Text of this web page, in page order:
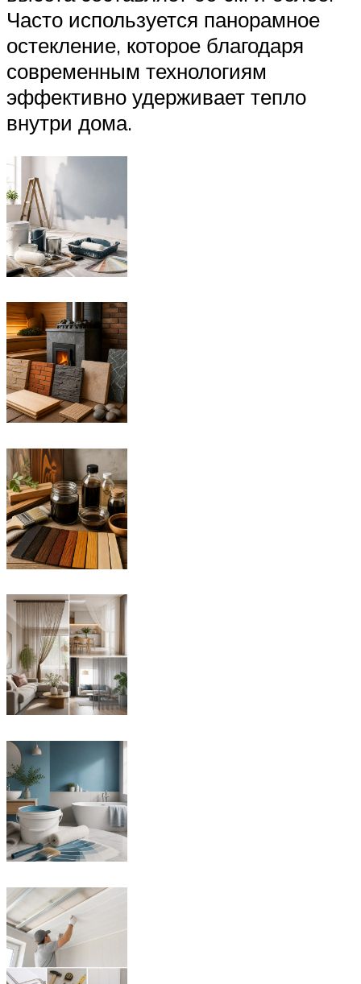
Часто используется панорамное
остекление, которое благодаря
современным технологиям
эффективно удерживает тепло
внутри дома.